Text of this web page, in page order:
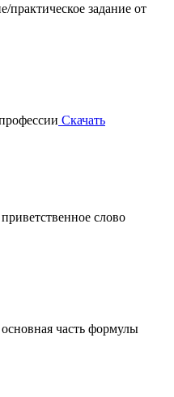
практическое задание от
Скачать
слово
часть формулы